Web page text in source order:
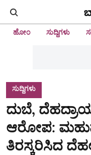
ಹೋಂ ಸುದ್ದಿಗಳು
ಸುದ್ದಿಗಳು
ದುಬೆ,
ಆರೋಪ:
ತಿರಸ್ಕರಿಸಿದ